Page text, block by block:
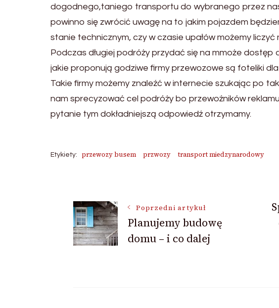
dogodnego,taniego transportu do wybranego przez
powinno się zwrócić uwagę na to jakim pojazdem
stanie technicznym, czy w czasie upałów możemy
Podczas długiej podróży przydać się na mmoże
jakie proponują godziwe firmy przewozowe są foteliki
Takie firmy możemy znaleźć w internecie szukając po
nam sprecyzować cel podróży bo przewoźników
pytanie tym dokładniejszą odpowiedź otrzymamy.
Etykiety: przewozy busem przwozy transport miedzynarodowy
Nawigacja
wpisu
Poprzedni artykuł
Planujemy budowę
domu – i co dalej